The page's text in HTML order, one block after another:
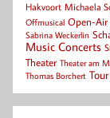
Hakvoort Michaela
Offmusical Open-Air
Sabrina Weckerlin
Music Concerts
Theater Theater am
Thomas Borchert Tour